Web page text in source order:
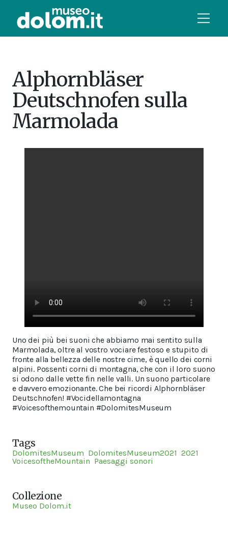
Alphornbläser
Deutschnofen sulla
Marmolada
Uno dei più bei suoni che abbiamo mai sentito sulla
Marmolada, oltre al vostro vociare festoso e stupito di
fronte alla bellezza delle nostre cime, è quello dei corni
alpini. Possenti corni di montagna, che con il loro suono
si odono dalle vette fin nelle valli. Un suono particolare
e davvero emozionante. Che bei ricordi Alphornbläser
Deutschnofen! #Vocidellamontagna
#Voicesofthemountain #DolomitesMuseum
Tags
DolomitesMuseum DolomitesMuseum2021 2021
VoicesoftheMountain Paesaggi sonori
Collezione
Museo Dolom.it